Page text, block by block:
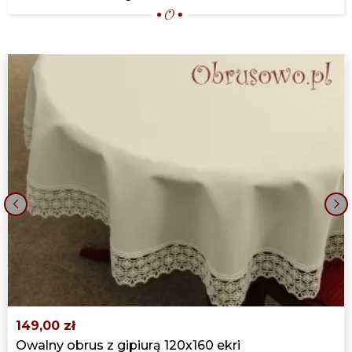
OBRUS HAFTOWANY 130X180
OBRUS Z KORONKĄ GIPIUROWĄ
130X180
159,00 zł
175,00 zł
OBRUS KORONKOWY 130X180
OBRUS KORONKOWY 130X180 BIAŁY
149,00 zł
Owalny obrus z gipiurą 120x160 ekri